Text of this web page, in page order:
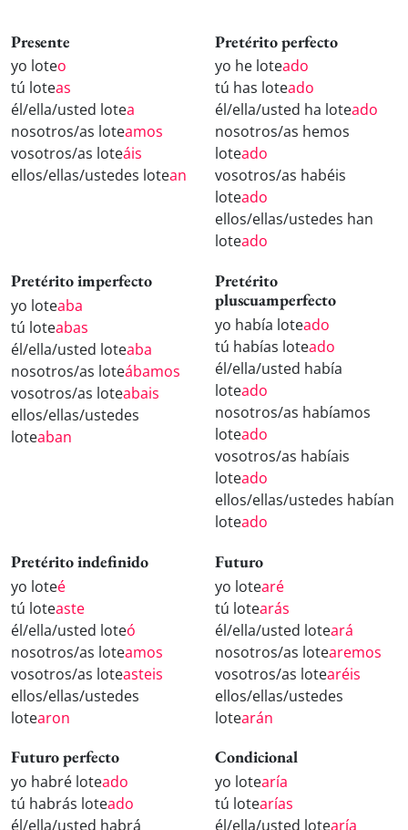
Presente
yo loteo
tú loteas
él/ella/usted lotea
nosotros/as loteamos
vosotros/as loteáis
ellos/ellas/ustedes lotean
Pretérito perfecto
yo he loteado
tú has loteado
él/ella/usted ha loteado
nosotros/as hemos
loteado
vosotros/as habéis
loteado
ellos/ellas/ustedes han
loteado
Pretérito imperfecto
yo loteaba
tú loteabas
él/ella/usted loteaba
nosotros/as loteábamos
vosotros/as loteabais
ellos/ellas/ustedes
loteaban
Pretérito
pluscuamperfecto
yo había loteado
tú habías loteado
él/ella/usted había
loteado
nosotros/as habíamos
loteado
vosotros/as habíais
loteado
ellos/ellas/ustedes habían
loteado
Pretérito indefinido
yo loteé
tú loteaste
él/ella/usted loteó
nosotros/as loteamos
vosotros/as loteasteis
ellos/ellas/ustedes
lotearon
Futuro
yo lotearé
tú lotearás
él/ella/usted loteará
nosotros/as lotearemos
vosotros/as lotearéis
ellos/ellas/ustedes
lotearán
Futuro perfecto
yo habré loteado
tú habrás loteado
él/ella/usted habrá
Condicional
yo lotearía
tú lotearías
él/ella/usted lotearía